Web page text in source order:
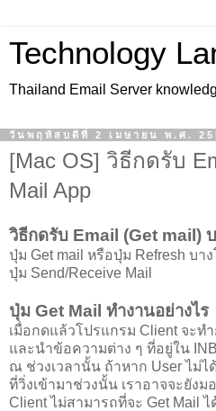
Technology
Thailand Email Server
วันพฤหัสบดีที่ 2 เมษายน พ.ศ.
[Mac OS] วิธีกดรับ
Mail App
วิธีกดรับ Email (Get mail)
ปุ่ม Get mail หรือปุ่ม Refresh บา
ปุ่ม Send/Receive Mail
ปุ่ม Get Mail ทำงานอย่างไร
เมื่อกดแล้วโปรแกรม Client จะท
และนำข้อความต่าง ๆ ที่อยู่ใน
ณ ช่วงเวลานั้น ถ้าหาก User ไม่
ที่วิ่งเข้ามาช่วงนั้น เราอาจจะยังม
Client ไม่สามารถที่จะ Get Mail